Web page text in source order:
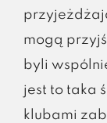
mogą
byli
jest to taka
klubami